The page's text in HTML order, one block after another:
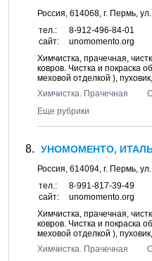
Россия, 614068, г. Пермь, ул.
тел.:
8-912-496-84-01
сайт:
unomomento.org
Химчистка, прачечная,
ковров. Чистка и покраска
меховой отделкой ),
Химчистка. Прачечная
Еще рубрики
УНОМОМЕНТО,
Россия, 614094, г. Пермь, ул.
тел.:
8-991-817-39-49
сайт:
unomomento.org
Химчистка, прачечная,
ковров. Чистка и покраска
меховой отделкой ),
Химчистка. Прачечная